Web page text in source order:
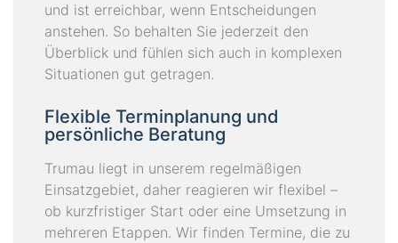
und ist erreichbar, wenn Entscheidungen
anstehen. So behalten Sie jederzeit den
Überblick und fühlen sich auch in komplexen
Situationen gut getragen.
Flexible Terminplanung und
persönliche Beratung
Trumau liegt in unserem regelmäßigen
Einsatzgebiet, daher reagieren wir flexibel –
ob kurzfristiger Start oder eine Umsetzung in
mehreren Etappen. Wir finden Termine, die zu